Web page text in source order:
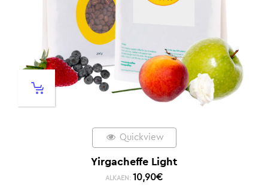
Quickview
Yirgacheffe Light
ALKAEN: 10,90€